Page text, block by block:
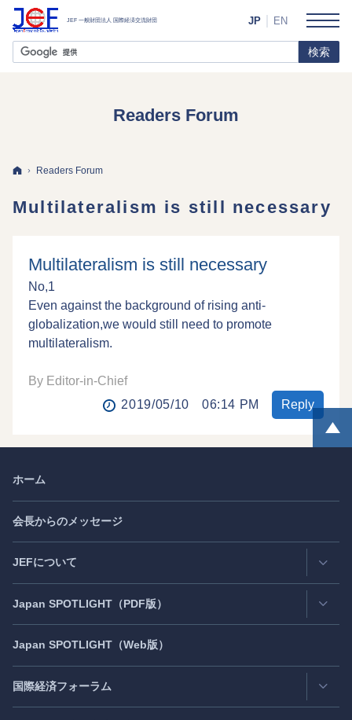
Readers Forum
ホーム
Readers Forum
Multilateralism is still necessary
Multilateralism is still necessary
No,1
Even against the background of rising anti-
globalization,we would still need to promote
multilateralism.
By Editor-in-Chief
2019/05/10
06:14 PM Reply
JP EN
ホーム
会長からのメッセージ
JEFについて
連絡先・所在地
活動評価
Japan SPOTLIGHT （PDF版）
Latest Issue- 最新号
Back Number
Publisher's Note- パブリッシャーズノート
Japan SPOTLIGHT （Web版）
国際経済フォーラム